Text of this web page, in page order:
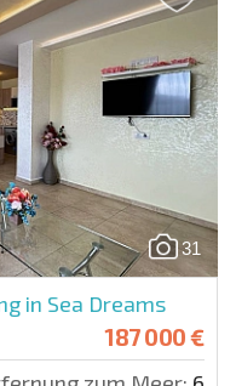
31
in Sea Dreams
187 000 €